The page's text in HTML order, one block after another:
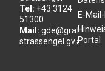
Tel: +43 3124
51300
Mail: gde@gratwein-
strassengel.gv.at
E-
Portal